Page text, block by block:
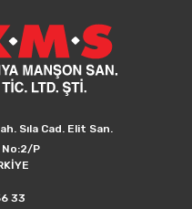
Sıla Cad. Elit San.
No:2/P
33